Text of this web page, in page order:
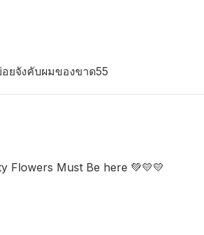
ยจังคับผมของขาด55
Flowers Must Be here 💚💛💛